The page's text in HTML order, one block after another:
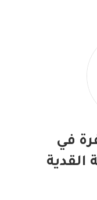
شاغرة في
القدية